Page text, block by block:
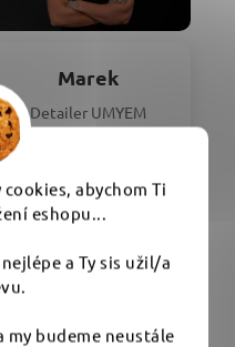
abychom Ti
eshopu...
a Ty sis užil/a
budeme neustále
Marek
Detailer UMYEM